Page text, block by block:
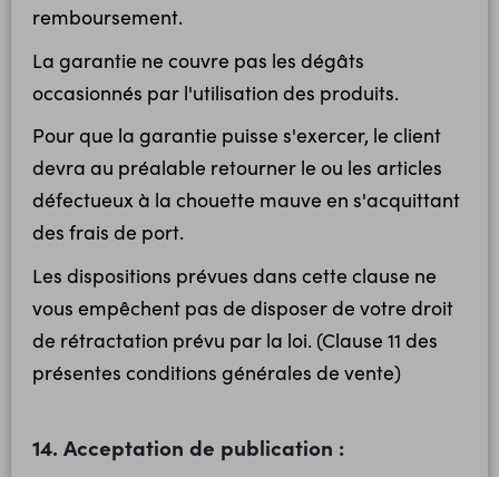
remboursement.
La garantie ne couvre pas les dégâts
occasionnés par l'utilisation des produits.
Pour que la garantie puisse s'exercer, le client
devra au préalable retourner le ou les articles
défectueux à la chouette mauve en s'acquittant
des frais de port.
Les dispositions prévues dans cette clause ne
vous empêchent pas de disposer de votre droit
de rétractation prévu par la loi. (Clause 11 des
présentes conditions générales de vente)
14. Acceptation de publication :